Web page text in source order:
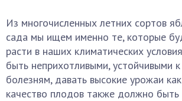
Из многочисленных летних сортов
сада мы ищем именно те, которые
расти в наших климатических
быть неприхотливыми, устойчивыми
болезням, давать высокие урожаи
качество плодов также должно быть